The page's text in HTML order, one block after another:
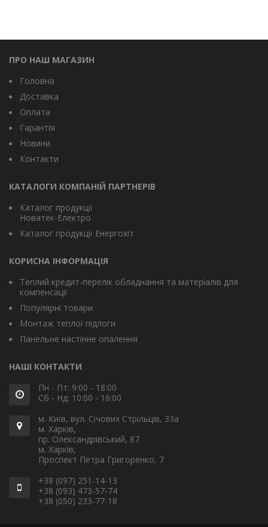
ПРО НАШ МАГАЗИН
Головна
Доставка
Оплата
Гарантія
Новини
Контакти
КАТАЛОГИ КОМПАНІЙ ПАРТНЕРІВ
Каталог продукції
Новатек-Електро
Каталог продукції Енергохіт
КОРИСНА ІНФОРМАЦІЯ
Теплий кредит-перелік обладнання та матеріалів для
компенсації
Популярні товари
Монтаж теплої підлоги
Панельне настінне опалення
НАШІ КОНТАКТИ
Пн - Пт: 9:00 - 18:00
Сб - Нд: 10:00 - 16:00
м. Київ, вул. Січових Стрільців, 33а
м. Харків,
пр. Олександрівський, 87
м. Харків,
Проспект Петра Григоренко, 7
+38 (097) 251-14-13
+38 (093) 473-57-74
+38 (050) 233-77-18